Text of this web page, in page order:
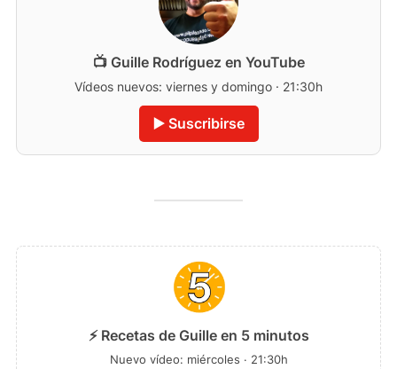
📺 Guille Rodríguez en YouTube
Vídeos nuevos: viernes y domingo · 21:30h
▶️ Suscribirse
⚡ Recetas de Guille en 5 minutos
Nuevo vídeo: miércoles · 21:30h